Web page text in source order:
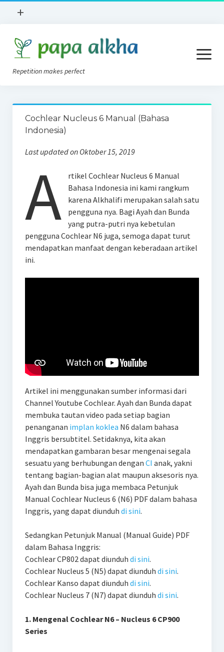
open
+
Books Review
Lokasi
Apa Itu?
Implan Koklea
Tentang Kami
Privacy Policy
Repetition makes perfect
open
menu
Konsep AVT
Tips AVT Di Rumah
Cochlear Nucleus 6 Manual (Bahasa
Indonesia)
Last updated on Oktober 15, 2019
A
rtikel Cochlear Nucleus 6 Manual
Bahasa Indonesia ini kami rangkum
karena Alkhalifi merupakan salah satu
pengguna nya. Bagi Ayah dan Bunda
yang putra-putri nya kebetulan
pengguna Cochlear N6 juga, semoga dapat turut
mendapatkan manfaat dengan keberadaan artikel
ini.
Artikel ini menggunakan sumber informasi dari
Channel Youtube Cochlear. Ayah dan Bunda dapat
membuka tautan video pada setiap bagian
penanganan implan koklea N6 dalam bahasa
Inggris bersubtitel. Setidaknya, kita akan
mendapatkan gambaran besar mengenai segala
sesuatu yang berhubungan dengan CI anak, yakni
tentang bagian-bagian alat maupun aksesoris nya.
Ayah dan Bunda bisa juga membaca Petunjuk
Manual Cochlear Nucleus 6 (N6) PDF dalam bahasa
Inggris, yang dapat diunduh di sini.
Sedangkan Petunjuk Manual (Manual Guide) PDF
dalam Bahasa Inggris:
Cochlear CP802 dapat diunduh di sini.
Cochlear Nucleus 5 (N5) dapat diunduh di sini.
Cochlear Kanso dapat diunduh di sini.
Cochlear Nucleus 7 (N7) dapat diunduh di sini.
1. Mengenal Cochlear N6 – Nucleus 6 CP900
Series